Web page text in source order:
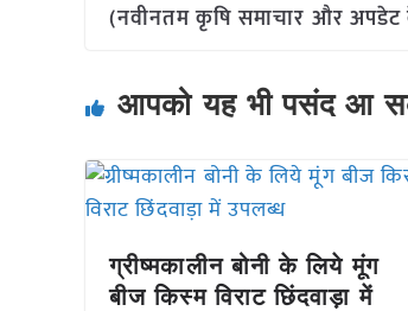
(नवीनतम कृषि समाचार और
आपको यह भी पसंद आ
ग्रीष्मकालीन बोनी के लिये मूंग
बीज किस्म विराट छिंदवाड़ा में